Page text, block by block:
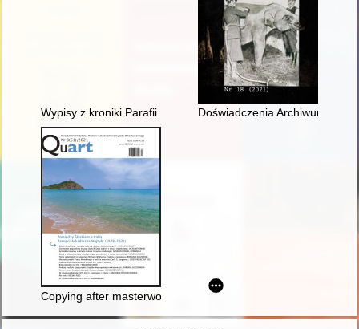
Wypisy z kroniki Parafii Ewangelicko-Augsburskiej z lat 1914-
Doświadczenia Archiwum
Copying after masterworks of ancient art : the plaster cast